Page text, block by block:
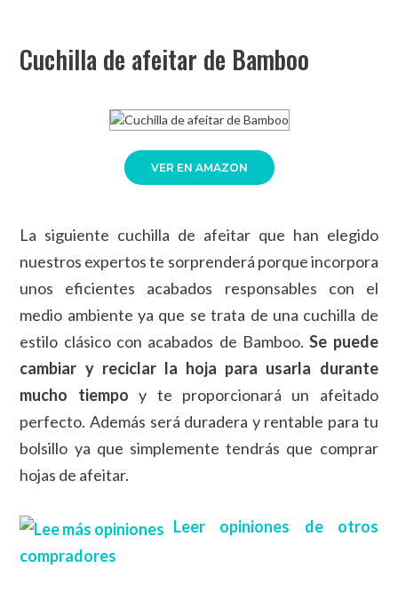
Cuchilla de afeitar de Bamboo
VER EN AMAZON
La siguiente cuchilla de afeitar que han elegido
nuestros expertos te sorprenderá porque incorpora
unos eficientes acabados responsables con el
medio ambiente ya que se trata de una cuchilla de
estilo clásico con acabados de Bamboo.Se puede
cambiar y reciclar la hoja para usarla durante
mucho tiempo y te proporcionará un afeitado
perfecto. Además será duradera y rentable para tu
bolsillo ya que simplemente tendrás que comprar
hojas de afeitar.
Leer opiniones de otros
compradores